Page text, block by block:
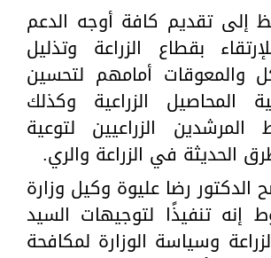
إلى تقديم كافة أوجه الدعم
بقطاع الزراعة وتذليل
والمعوقات أمامهم لتحسين
المحاصيل الزراعية وكذلك
الزراعيين لتوعية
الحديثة في الزراعة والري.
الدكتور رضا عليوة وكيل وزارة
إنه تنفيذًا لتوجيهات السيد
وسياسة الوزارة لمكافحة